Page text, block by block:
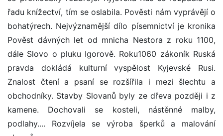
řadu knížectví, tím se oslabila. Pověsti nám vyprávějí o
bohatýrech. Nejvýznamější dílo písemnictví je kronika
Pověst dávných let od mnicha Nestora z roku 1100,
dále Slovo o pluku Igorově. Roku1060 zákoník Ruská
pravda dokládá kulturní vyspělost Kyjevské Rusi.
Znalost čtení a psaní se rozšířila i mezi šlechtu a
obchodníky. Stavby Slovanů byly ze dřeva později i z
kamene. Dochovali se kosteli, nástěnné malby,
podlahy.... Rozvíjela se výroba šperků a malování